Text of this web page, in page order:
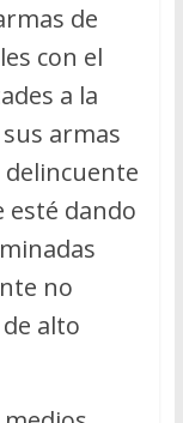
de
con el
a la
armas
esté dando
no
alto